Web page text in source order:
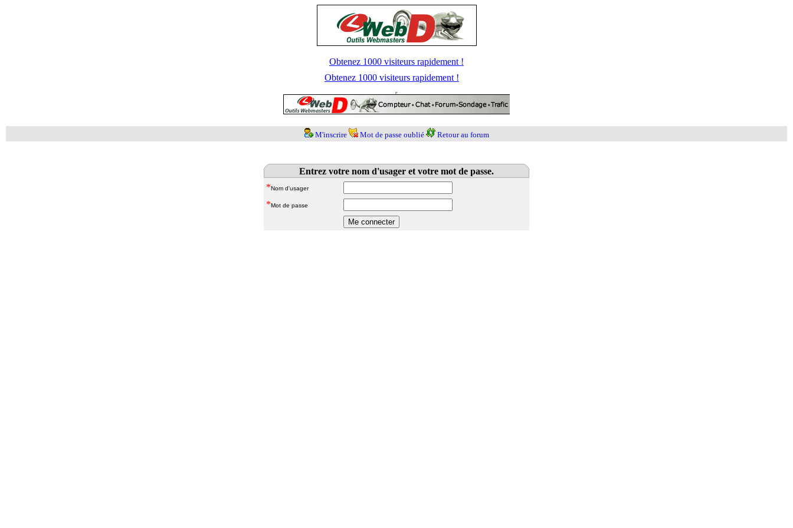
Obtenez 1000 visiteurs rapidement !
Obtenez 1000 visiteurs rapidement !
M'inscrire Mot de passe oublié Retour au forum
Entrez votre nom d'usager et votre mot de passe.
*Nom d'usager
*Mot de passe